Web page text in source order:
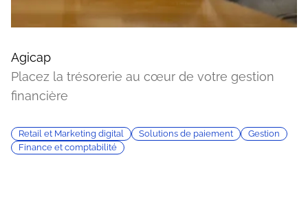
Agicap
Placez la trésorerie au cœur de votre gestion
financière
Retail et Marketing digital Solutions de paiement
Gestion
Finance et comptabilité